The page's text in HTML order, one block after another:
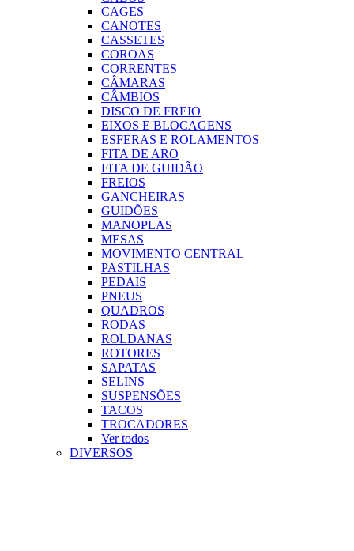
CAGES
CANOTES
CASSETES
COROAS
CORRENTES
CÂMARAS
CÂMBIOS
DISCO DE FREIO
EIXOS E BLOCAGENS
ESFERAS E ROLAMENTOS
FITA DE ARO
FITA DE GUIDÃO
FREIOS
GANCHEIRAS
GUIDÕES
MANOPLAS
MESAS
MOVIMENTO CENTRAL
PASTILHAS
PEDAIS
PNEUS
QUADROS
RODAS
ROLDANAS
ROTORES
SAPATAS
SELINS
SUSPENSÕES
TACOS
TROCADORES
Ver todos
DIVERSOS